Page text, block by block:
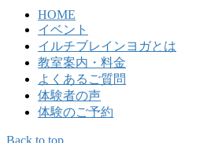
HOME
イベント
イルチブレインヨガとは
教室案内・料金
よくあるご質問
体験者の声
体験のご予約
Back to top